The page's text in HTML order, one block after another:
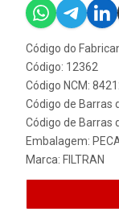
Código do
Código: 12362
Código NCM:
Código de Barras
Código de Barras
Embalagem:
Marca: FILTRAN